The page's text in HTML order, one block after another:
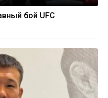
бой UFC